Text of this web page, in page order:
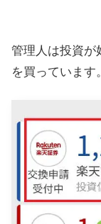
管理人は投資が
を買っています。